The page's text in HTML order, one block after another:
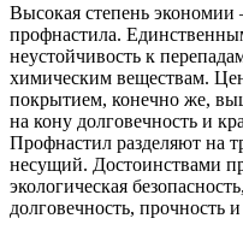
Высокая степень экономии
профнастила.
неустойчивость к
химическим веществам.
покрытием, конечно же,
на кону долговечность и
Профнастил разделяют на
несущий. Достоинствами
экологическая
долговечность, прочность